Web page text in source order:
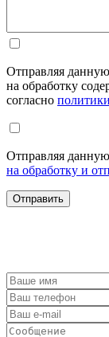
Отправляя
на обработку
согласно
Отправляя
на обработку и